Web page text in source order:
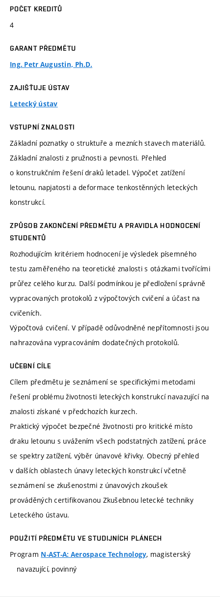
POČET KREDITŮ
4
GARANT PŘEDMĚTU
Ing. Petr Augustin, Ph.D.
ZAJIŠŤUJE ÚSTAV
Letecký ústav
VSTUPNÍ ZNALOSTI
Základní poznatky o struktuře a mezních stavech materiálů.
Základní znalosti z pružnosti a pevnosti. Přehled
o konstrukčním řešení draků letadel. Výpočet zatížení
letounu, napjatosti a deformace tenkostěnných leteckých
konstrukcí.
ZPŮSOB ZAKONČENÍ PŘEDMĚTU A PRAVIDLA HODNOCENÍ
STUDENTŮ
Rozhodujícím kritériem hodnocení je výsledek písemného
testu zaměřeného na teoretické znalosti s otázkami tvořícími
průřez celého kurzu. Další podmínkou je předložení správně
vypracovaných protokolů z výpočtových cvičení a účast na
cvičeních.
Výpočtová cvičení. V případě odůvodněné nepřítomnosti jsou
nahrazována vypracováním dodatečných protokolů.
UČEBNÍ CÍLE
Cílem předmětu je seznámení se specifickými metodami
řešení problému životnosti leteckých konstrukcí navazující na
znalosti získané v předchozích kurzech.
Praktický výpočet bezpečné životnosti pro kritické místo
draku letounu s uvážením všech podstatných zatížení, práce
se spektry zatížení, výběr únavové křivky. Obecný přehled
v dalších oblastech únavy leteckých konstrukcí včetně
seznámení se zkušenostmi z únavových zkoušek
prováděných certifikovanou Zkušebnou letecké techniky
Leteckého ústavu.
POUŽITÍ PŘEDMĚTU VE STUDIJNÍCH PLÁNECH
Program N-AST-A: Aerospace Technology, magisterský
navazující, povinný